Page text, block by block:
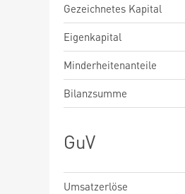
Gezeichnetes Kapital
Eigenkapital
Minderheitenanteile
Bilanzsumme
GuV
Umsatzerlöse